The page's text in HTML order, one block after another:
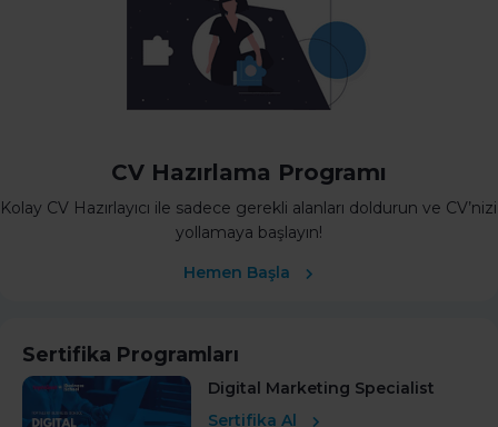
CV Hazırlama Programı
Kolay CV Hazırlayıcı ile sadece gerekli alanları doldurun ve CV’nizi
yollamaya başlayın!
Hemen Başla
Sertifika Programları
Digital Marketing Specialist
Sertifika Al